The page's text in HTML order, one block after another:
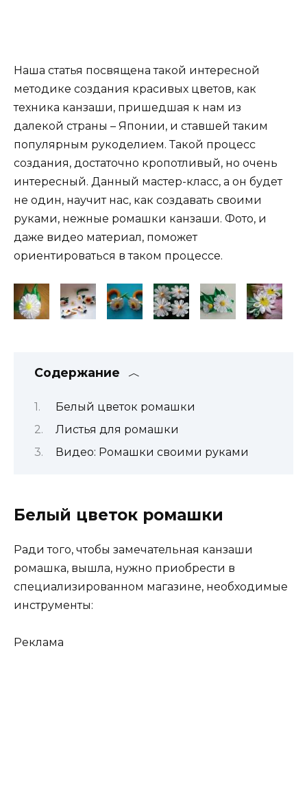
Наша статья посвящена такой интересной
методике создания красивых цветов, как
техника канзаши, пришедшая к нам из
далекой страны – Японии, и ставшей таким
популярным рукоделием. Такой процесс
создания, достаточно кропотливый, но очень
интересный. Данный мастер-класс, а он будет
не один, научит нас, как создавать своими
руками, нежные ромашки канзаши. Фото, и
даже видео материал, поможет
ориентироваться в таком процессе.
Содержание
Белый цветок ромашки
Листья для ромашки
Видео: Ромашки своими руками
Белый цветок ромашки
Ради того, чтобы замечательная канзаши
ромашка, вышла, нужно приобрести в
специализированном магазине, необходимые
инструменты:
Реклама